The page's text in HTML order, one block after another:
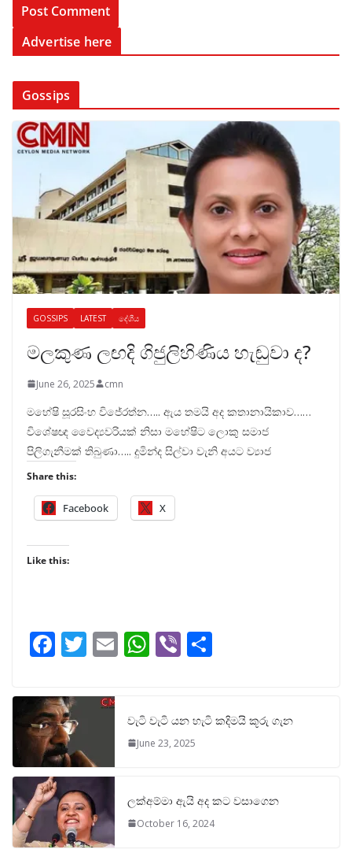
Advertise here
Gossips
GOSSIPS LATEST දේශීය
මලකුණ ලඟදි ගිජුලිහිණිය හැඬුවා ද?
June 26, 2025 cmn
මහේෂි සූරසිංහ විජේරත්න….. ඇය තමයි අද කතානායිකාව……
විශේෂඥ වෛද්‍යවරියක් නිසා මහේෂිට ලොකු සමාජ
පිලිගැනීමක් තිබුණා….. දුමින්ද සිල්වා වැනි අයට ව්‍යාජ
Share this:
Facebook X
Like this:
F
e
b
o
o
k
T
itt
er
E W
s
A
p
Vi
e
වැටි වැටි යන හැටි කදිමයි කූරු ගැන
June 23, 2025
ලක්අම්මා ඇයි අද කට වසාගෙන
October 16, 2024